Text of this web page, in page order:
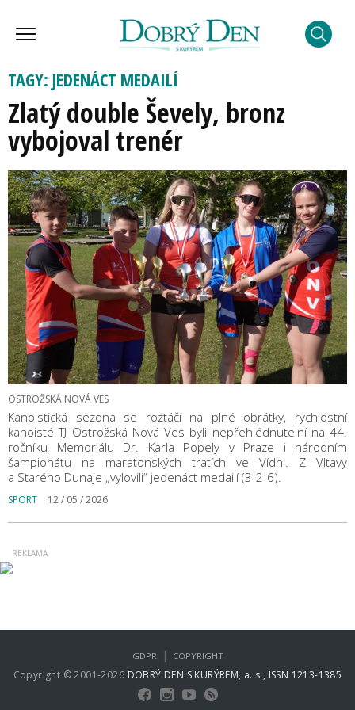
TAGY: JEDENÁCT MEDAILÍ
Zlatý double Ševely, bronz
vybojoval trenér
OSTROŽSKÁ NOVÁ VES
Kanoistická sezona se roztáčí na plné obrátky, rychlostní
kanoisté TJ Ostrožská Nová Ves byli nepřehlédnutelní na 44.
ročníku Memoriálu Dr. Karla Popely v Praze i národním
šampionátu na maratonských tratích ve Vídni. Z Vltavy
a Starého Dunaje „vylovili“ jedenáct medailí (3-2-6).
SPORT 12 / 05 / 2026
Copyright © 2001-2026 DOBRÝ DEN S KURÝREM, a. s., ISSN 1213-1385
GDPR | COPYRIGHT